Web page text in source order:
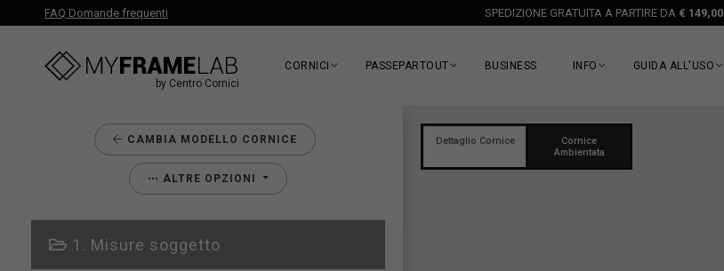
FAQ Domande frequenti SPEDIZIONE GRATUITA A PARTIRE DA € 149,00
by Centro Cornici
CORNICI PASSEPARTOUT BUSINESS INFO GUIDA ALL'USO
CAMBIA MODELLO CORNICE
ALTRE OPZIONI
1. Misure soggetto
Dettaglio Cornice
Cornice
Ambientata